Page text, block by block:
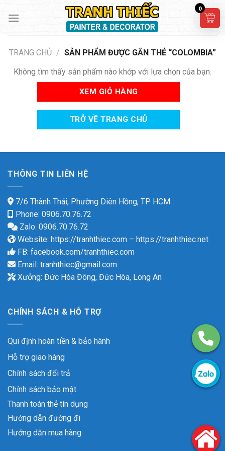
TRANG CHỦ / SẢN PHẨM ĐƯỢC GẮN THẺ “COLOMBIA”
Không tìm thấy sản phẩm nào khớp với lựa chọn của bạn.
XEM GIỎ HÀNG
TRỞ VỀ TRANG CHỦ
THÔNG TIN LIÊN HỆ
7/6 Thành Thái, Phường Diên Hồng, TP. HCM
Phone: 0906.70.76.72
Zalo: 0906.70.76.72
Website: https://tranhthiec.com – https://tranhthiec.net
FB: facebook.com/tranhthiec.com
Email: tranhthiec@gmail.com
Xưởng: Đức Hòa Đông, Đức Hòa, Long An
CHÍNH SÁCH & HỖ TRỢ
Qui định hoàn tiền & bảo hành
Hỗ trợ giao hàng
Chính sách đổi trả
Chính sách bảo mật
Thanh toán thẻ tín dụng
Hướng dẫn đường đi
Hướng dẫn mua hàng
0